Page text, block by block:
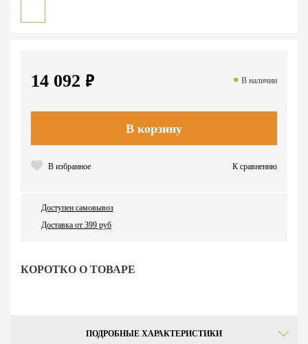
КОРОТКО О ТОВАРЕ
14 092 п В наличии
В корзину
В избранное К сравнению
Доступен самовывоз
Доставка от 399 руб
ПОДРОБНЫЕ ХАРАКТЕРИСТИКИ